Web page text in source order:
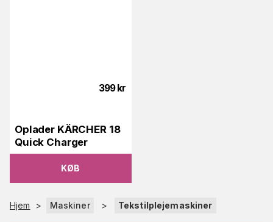
399 kr
Oplader KÄRCHER 18
Quick Charger
KØB
Hjem > Maskiner > Tekstilplejemaskiner